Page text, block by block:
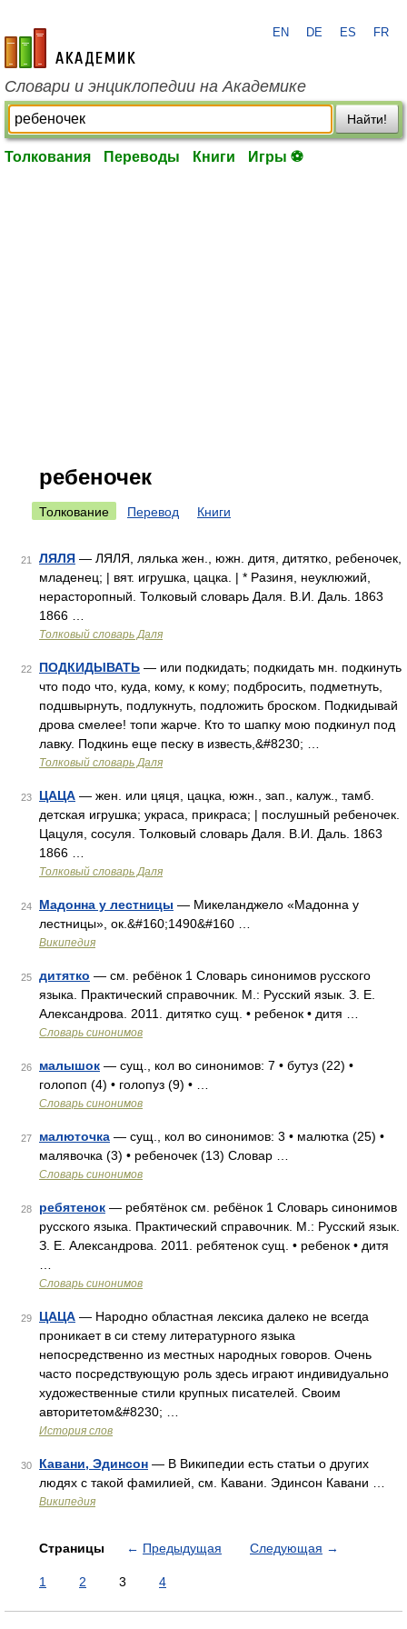
academic.ru
EN DE ES FR
Словари и энциклопедии на Академике
Найти!
Толкования Переводы Книги Игры ⚽
ребеночек
Толкование Перевод Книги
21 ЛЯЛЯ — ЛЯЛЯ, лялька жен., южн. дитя, дитятко, ребеночек,
младенец; | вят. игрушка, цацка. | * Разиня, неуклюжий,
нерасторопный. Толковый словарь Даля. В.И. Даль. 1863
1866 …
Толковый словарь Даля
22 ПОДКИДЫВАТЬ — или подкидать; подкидать мн. подкинуть
что подо что, куда, кому, к кому; подбросить, подметнуть,
подшвырнуть, подлукнуть, подложить броском. Подкидывай
дрова смелее! топи жарче. Кто то шапку мою подкинул под
лавку. Подкинь еще песку в известь,&#8230; …
Толковый словарь Даля
23 ЦАЦА — жен. или цяця, цацка, южн., зап., калуж., тамб.
детская игрушка; украса, прикраса; | послушный ребеночек.
Цацуля, сосуля. Толковый словарь Даля. В.И. Даль. 1863
1866 …
Толковый словарь Даля
24 Мадонна у лестницы — Микеланджело «Мадонна у
лестницы», ок.&#160;1490&#160 …
Википедия
25 дитятко — см. ребёнок 1 Словарь синонимов русского
языка. Практический справочник. М.: Русский язык. З. Е.
Александрова. 2011. дитятко сущ. • ребенок • дитя …
Словарь синонимов
26 малышок — сущ., кол во синонимов: 7 • бутуз (22) •
голопоп (4) • голопуз (9) • …
Словарь синонимов
27 малюточка — сущ., кол во синонимов: 3 • малютка (25) •
малявочка (3) • ребеночек (13) Словар …
Словарь синонимов
28 ребятенок — ребятёнок см. ребёнок 1 Словарь синонимов
русского языка. Практический справочник. М.: Русский язык.
З. Е. Александрова. 2011. ребятенок сущ. • ребенок • дитя
Словарь синонимов
29 ЦАЦА — Народно областная лексика далеко не всегда
проникает в си стему литературного языка
непосредственно из местных народных говоров. Очень
часто посредствующую роль здесь играют индивидуально
художественные стили крупных писателей. Своим
авторитетом&#8230; …
История слов
30 Кавани, Эдинсон — В Википедии есть статьи о других
людях с такой фамилией, см. Кавани. Эдинсон Кавани …
Википедия
Страницы ← Предыдущая Следующая →
1 2 3 4